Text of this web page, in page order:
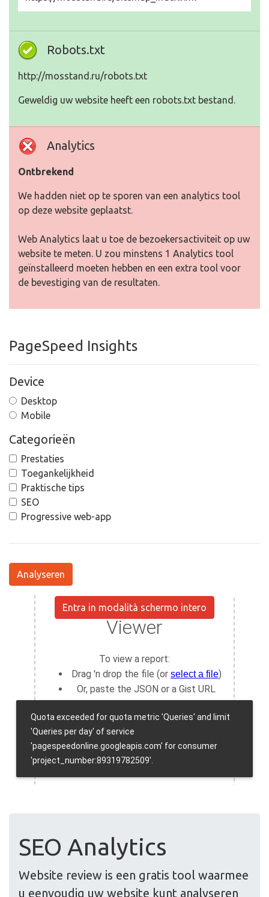
Robots.txt
http://mosstand.ru/robots.txt
Geweldig uw website heeft een robots.txt bestand.
Analytics
Ontbrekend
We hadden niet op te sporen van een analytics tool
op deze website geplaatst.
Web Analytics laat u toe de bezoekersactiviteit op uw
website te meten. U zou minstens 1 Analytics tool
geïnstalleerd moeten hebben en een extra tool voor
de bevestiging van de resultaten.
PageSpeed Insights
Device
Desktop
Mobile
Categorieën
Prestaties
Toegankelijkheid
Praktische tips
SEO
Progressive web-app
Analyseren
Entra in modalità schermo intero
SEO Analytics
Website review is een gratis tool waarmee
u eenvoudig uw website kunt analyseren